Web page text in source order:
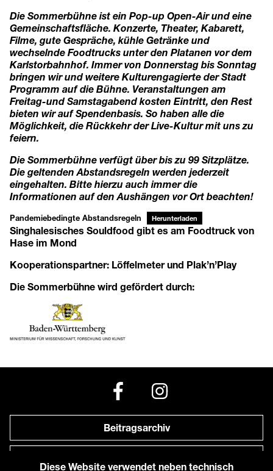
Die Sommerbühne ist ein Pop-up Open-Air und eine
Gemeinschaftsfläche. Konzerte, Theater, Kabarett,
Filme, gute Gespräche, kühle Getränke und
wechselnde Foodtrucks unter den Platanen vor dem
Karlstorbahnhof. Immer von Donnerstag bis Sonntag
bringen wir und weitere Kulturengagierte der Stadt
Programm auf die Bühne. Veranstaltungen am
Freitag-und Samstagabend kosten Eintritt, den Rest
bieten wir auf Spendenbasis. So haben alle die
Möglichkeit, die Rückkehr der Live-Kultur mit uns zu
feiern.
Die Sommerbühne verfügt über bis zu 99 Sitzplätze.
Die geltenden Abstandsregeln werden jederzeit
eingehalten. Bitte hierzu auch immer die
Informationen auf den Aushängen vor Ort beachten!
Pandemiebedingte Abstandsregeln Herunterladen
Singhalesisches Souldfood gibt es am Foodtruck von
Hase im Mond
Kooperationspartner: Löffelmeterund Plak’n’Play
Die Sommerbühne wird gefördert durch:
Beitragsarchiv
Diese Website verwendet neben technisch